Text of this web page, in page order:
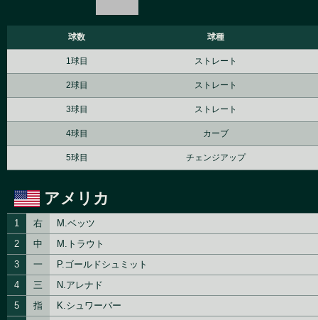
球数 球種
1球目 ストレート
2球目 ストレート
3球目 ストレート
4球目 カーブ
5球目 チェンジアップ
アメリカ
1 右
M.ベッツ
2
中
M.トラウト
3
一
P.ゴールドシュミット
4
三
N.アレナド
5
指
K.シュワーバー